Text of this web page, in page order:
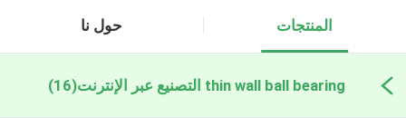
المنتجات حول نا
thin wall ball bearing التصنيع عبر الإنترنت (16)